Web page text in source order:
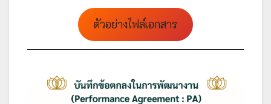
ตัวอย่างไฟล์เอกสาร